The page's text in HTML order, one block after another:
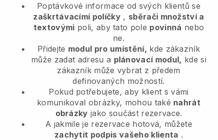
Poptávkové informace od svých klientů se
zaškrtávacími políčky , sběrači množství a
textovými poli, aby tato pole povinná nebo
ne.
Přidejte modul pro umístění, kde zákazník
může zadat adresu a plánovací modul, kde si
zákazník může vybrat z předem
definovaných možností.
Pokud potřebujete, aby klient s vámi
komunikoval obrázky, mohou také nahrát
obrázky jako součást rezervace.
A jakmile je rezervace hotová, můžete
zachytit podpis vašeho klienta .